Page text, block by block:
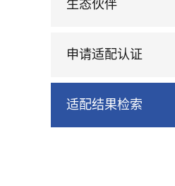
生态伙伴
申请适配认证
适配结果检索